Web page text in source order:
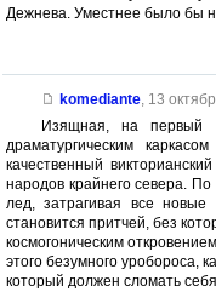
Дежнева. Уместнее было бы
komediante, 13
Изящная, на первый
драматургическим
качественный
народов крайнего севера.
лед, затрагивая все
становится притчей, без
космогоническим
этого безумного уробороса,
который должен сломать